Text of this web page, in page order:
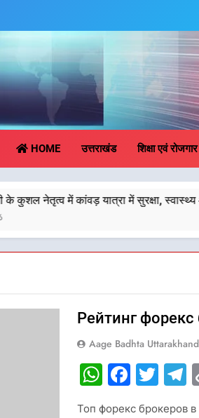
Aage
HOME उत्तराखंड शिक्षा एवं रोजगार
यात्रा में सुरक्षा, स्वास्थ्य और
Рейтинг
Aage Badhta Uttarakhand
Топ форекс брокеров